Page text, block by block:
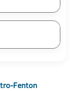
Fenton